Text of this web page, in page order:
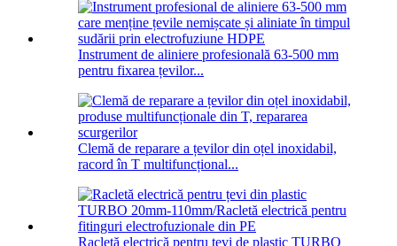
Instrument de aliniere profesională 63-500 mm
pentru fixarea țevilor...
Clemă de reparare a țevilor din oțel inoxidabil,
racord în T multifuncțional...
Racletă electrică pentru țevi de plastic TURBO